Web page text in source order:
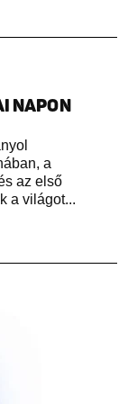
NAPON
a
az első
a világot...